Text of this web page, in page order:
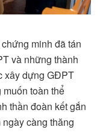
minh đã tán
và những thành
xây dựng GĐPT
toàn thể
thần đoàn kết gắn
càng thăng